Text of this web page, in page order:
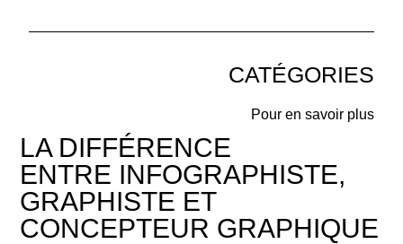
CATÉGORIES
Pour en savoir plus
LA DIFFÉRENCE
ENTRE INFOGRAPHISTE,
GRAPHISTE ET
CONCEPTEUR GRAPHIQUE